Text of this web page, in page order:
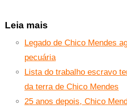
Leia mais
Legado de Chico Mendes
pecuária
Lista do trabalho escravo
da terra de Chico Mendes
25 anos depois, Chico